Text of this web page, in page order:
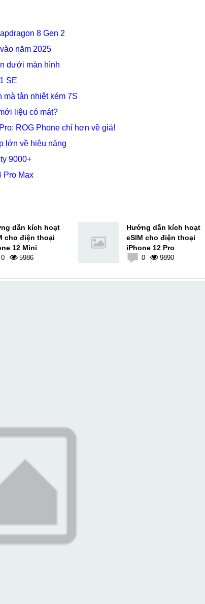
8 Gen 2
năm 2025
dưới màn hình
SE
mà tản nhiệt kém 7S
liệu có mát?
ROG Phone chỉ hơn về giá!
lớn về hiệu năng
9000+
Pro Max
dẫn kích hoạt
cho điện thoại
12 Mini
0 5986
Hướng dẫn kích hoạt
eSIM cho điện thoại
iPhone 12 Pro
0 9890